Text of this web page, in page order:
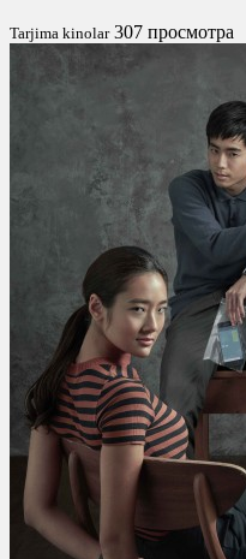
Tarjima kinolar 307 просмотра